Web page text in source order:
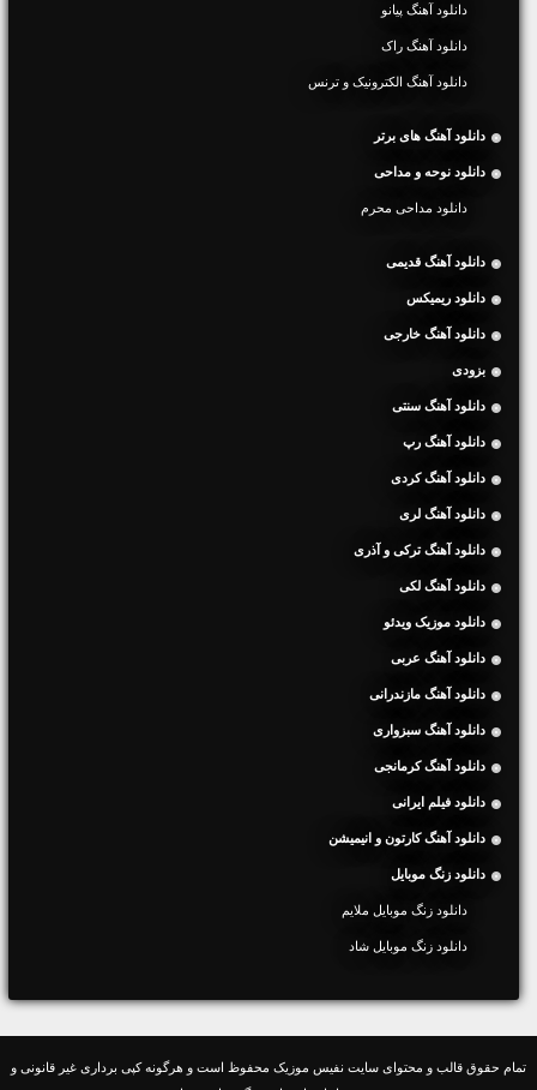
دانلود آهنگ پیانو
دانلود آهنگ راک
دانلود آهنگ الکترونیک و ترنس
دانلود آهنگ های برتر
دانلود نوحه و مداحی
دانلود مداحی محرم
دانلود آهنگ قدیمی
دانلود ریمیکس
دانلود آهنگ خارجی
بزودی
دانلود آهنگ سنتی
دانلود آهنگ رپ
دانلود آهنگ کردی
دانلود آهنگ لری
دانلود آهنگ ترکی و آذری
دانلود آهنگ لکی
دانلود موزیک ویدئو
دانلود آهنگ عربی
دانلود آهنگ مازندرانی
دانلود آهنگ سبزواری
دانلود آهنگ کرمانجی
دانلود فیلم ایرانی
دانلود آهنگ کارتون و انیمیشن
دانلود زنگ موبایل
دانلود زنگ موبایل ملایم
دانلود زنگ موبایل شاد
تمام حقوق قالب و محتوای سایت نفیس موزیک محفوظ است و هرگونه کپی برداری غیر قانونی و